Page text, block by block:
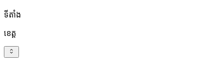
ទីតាំង
ខេត្ត